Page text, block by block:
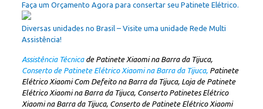
Faça um Orçamento Agora para consertar seu Patinete Elétrico.
Diversas unidades no Brasil – Visite uma unidade Rede Multi
Assistência!
Assistência Técnicade Patinete Xiaomi na Barra da Tijuca,
Conserto de Patinete Elétrico Xiaomi na Barra da Tijuca,Patinete
Elétrico Xiaomi Com Defeito na Barra da Tijuca, Loja de Patinete
Elétrico Xiaomi na Barra da Tijuca, Conserto Patinetes Elétrico
Xiaomi na Barra da Tijuca, Conserto de Patinete Elétrico Xiaomi